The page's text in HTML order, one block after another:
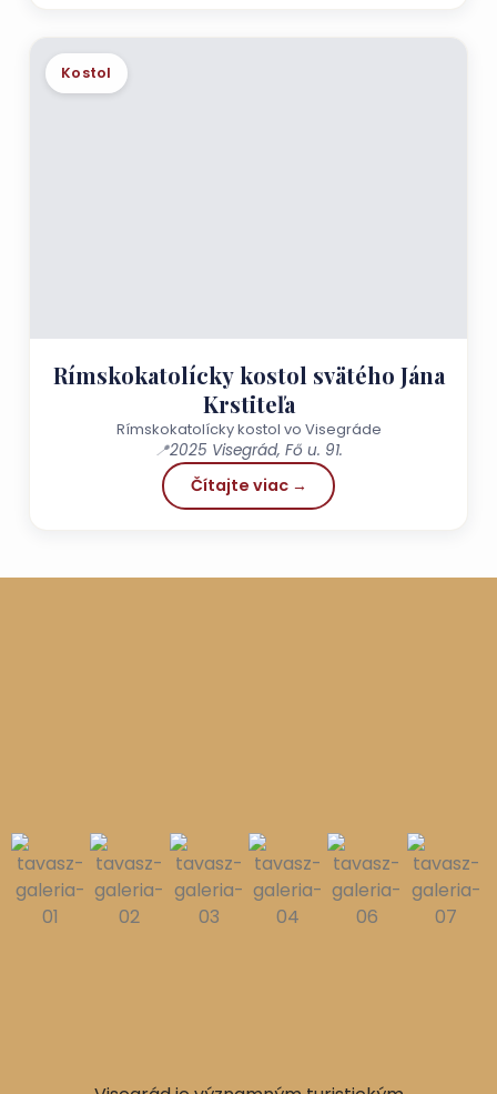
Kostol
Rímskokatolícky kostol svätého Jána
Krstiteľa
Rímskokatolícky kostol vo Visegráde
📍2025 Visegrád, Fő u. 91.
Čítajte viac →